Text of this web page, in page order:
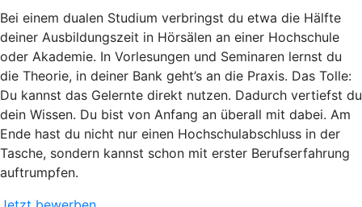
Bei einem dualen Studium verbringst du etwa die Hälfte
deiner Ausbildungszeit in Hörsälen an einer Hochschule
oder Akademie. In Vorlesungen und Seminaren lernst du
die Theorie, in deiner Bank geht’s an die Praxis. Das Tolle:
Du kannst das Gelernte direkt nutzen. Dadurch vertiefst du
dein Wissen. Du bist von Anfang an überall mit dabei. Am
Ende hast du nicht nur einen Hochschulabschluss in der
Tasche, sondern kannst schon mit erster Berufserfahrung
auftrumpfen.